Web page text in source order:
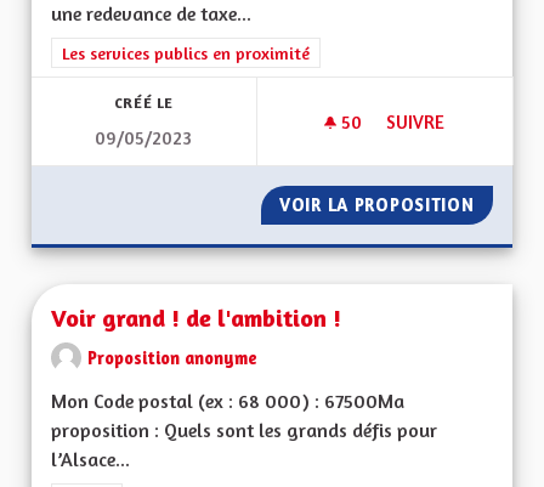
une redevance de taxe...
Filtrer les résultats de la catégorie : Les services publics en
Les services publics en proximité
CRÉÉ LE
09/05/2023
50 50 ABONNÉS
SUIVRE
VOIR LA PROPOSITION
Voir grand ! de l'ambition !
Proposition anonyme
Mon Code postal (ex : 68 000) : 67500Ma
proposition : Quels sont les grands défis pour
l’Alsace...